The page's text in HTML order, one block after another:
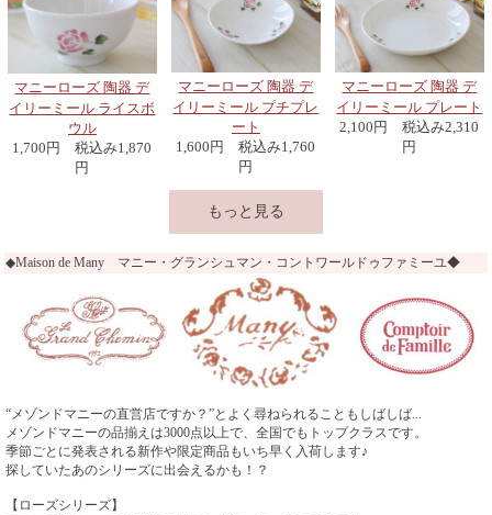
マニーローズ 陶器 デ
イリーミール ライスボ
ウル
1,700円 税込み1,870
円
マニーローズ 陶器 デ
イリーミール プチプレ
ート
1,600円 税込み1,760
円
マニーローズ 陶器 デ
イリーミール プレート
2,100円 税込み2,310
円
もっと見る
マニーローズ 陶器 プ
円
マニーローズ 陶器 ラ
ウンドコースター
ただいま入荷待ち
マニーローズ バロック
アナイス 陶器 アペリ
5,200円 税込み5,720
円
マニー シュクレ・ド・
ありがとうございまし
た♪
マニー シュクレ・ド・
ローズ カップ&ソーサ
3,800円 税込み4,180
円
限定品につき在庫限り
マニー シュクレ・ド・
ローズ サラダボウル
ありがとうございまし
た♪
マニーローズ 陶器 バ
7,800円 税込み8,580
円
マニー フェリシエン
ヌ・ド・プランタン ロ
販売終了
ありがとうございまし
た♪
マニー フェリシエン
ヌ・ド・プランタン ロ
2,500円 税込み2,750
円
マニー ジャルダン・ロ
円
限定品につき在庫限り
マニーローズ 陶器
ラ・プティ・ロザリエ
3,100円 税込み3,410
円
マニーローズ 陶器
ラ・プティ・ロザリエ
ただいま入荷待ち
マニー ローズ 陶器 マニー ローズ IH対応
耐熱鉄鍋S
円
限定品につき在庫限り
マニー ローズ IH対応
耐熱鉄鍋Ｌ
16,500円
限定品につき在庫限り
マニー ローズ
1,100円 税込み1,210
円
マニー ローズ
陶器カトラリー スー
プスプーン
ただいま入荷待ち
◆Maison de Many マニー・グランシュマン・コントワールドゥファミーユ◆
“メゾンドマニーの直営店ですか？”とよく尋ねられることもしばしば...
メゾンドマニーの品揃えは3000点以上で、全国でもトップクラスです。
季節ごとに発表される新作や限定商品もいち早く入荷します♪
探していたあのシリーズに出会えるかも！？
【ローズシリーズ】